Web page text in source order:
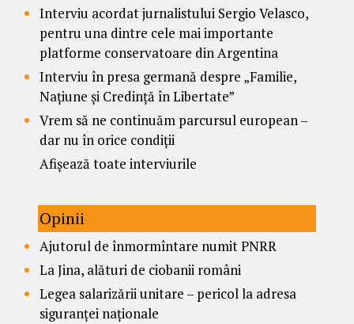
Interviu acordat jurnalistului Sergio Velasco,
pentru una dintre cele mai importante
platforme conservatoare din Argentina
Interviu în presa germană despre „Familie,
Națiune și Credință în Libertate”
Vrem să ne continuăm parcursul european –
dar nu în orice condiții
Afișează toate interviurile
Opinii
Ajutorul de înmormîntare numit PNRR
La Jina, alături de ciobanii români
Legea salarizării unitare – pericol la adresa
siguranței naționale